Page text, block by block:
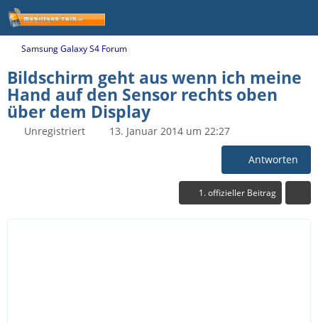
Samsung Galaxy S4 Forum
Bildschirm geht aus wenn ich meine
Hand auf den Sensor rechts oben
über dem Display
Unregistriert 13. Januar 2014 um 22:27
Antworten
1. offizieller Beitrag